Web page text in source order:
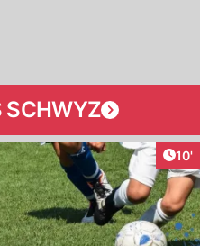
SCHWYZ
10'